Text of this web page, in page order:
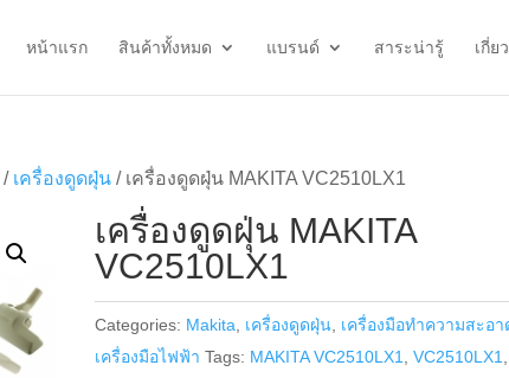
หน้าแรก สินค้าทั้งหมด แบรนด์ สาระน่ารู้ เกี่ย
/ เครื่องดูดฝุ่น / เครื่องดูดฝุ่น MAKITA VC2510LX1
เครื่องดูดฝุ่น MAKITA
VC2510LX1
Categories: Makita เครื่องดูดฝุ่น เครื่องมือทำความสะอา
เครื่องมือไฟฟ้า Tags: MAKITA VC2510LX1 ,VC2510LX1